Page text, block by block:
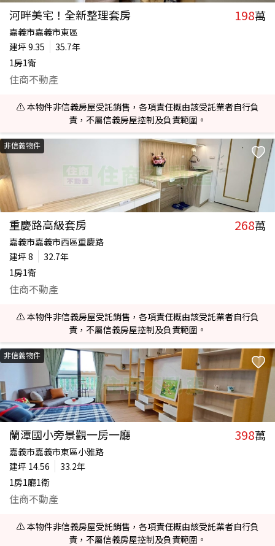
河畔美宅！全新整理套房 198萬
嘉義市嘉義市東區
建坪 9.35
35.7年
1房1衛
住商不動產
⚠️ 本物件非信義房屋受託銷售，各項責任概由該受託業者自行負
責，不屬信義房屋控制及負責範圍。
非信義物件
重慶路高級套房 268萬
嘉義市嘉義市西區重慶路
建坪 8
32.7年
1房1衛
住商不動產
⚠️ 本物件非信義房屋受託銷售，各項責任概由該受託業者自行負
責，不屬信義房屋控制及負責範圍。
非信義物件
蘭潭國小旁景觀一房一廳 398萬
嘉義市嘉義市東區小雅路
建坪 14.56
33.2年
1房1廳1衛
住商不動產
⚠️ 本物件非信義房屋受託銷售，各項責任概由該受託業者自行負
責，不屬信義房屋控制及負責範圍。